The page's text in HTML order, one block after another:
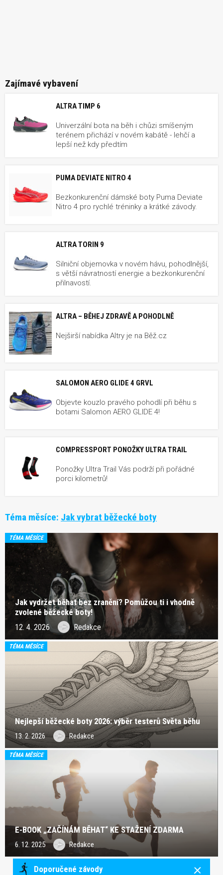
Zajímavé vybavení
ALTRA TIMP 6
Univerzální bota na běh i chůzi smíšeným
terénem přichází v novém kabátě - lehčí a
lepší než kdy předtím
PUMA DEVIATE NITRO 4
Bezkonkurenční dámské boty Puma Deviate
Nitro 4 pro rychlé tréninky a krátké závody.
ALTRA TORIN 9
Silniční objemovka v novém hávu, pohodlnější,
s větší návratností energie a bezkonkurenční
přilnavostí.
ALTRA – BĚHEJ ZDRAVĚ A POHODLNĚ
Nejširší nabídka Altry je na Běž.cz
SALOMON AERO GLIDE 4 GRVL
Objevte kouzlo pravého pohodlí při běhu s
botami Salomon AERO GLIDE 4!
COMPRESSPORT PONOŽKY ULTRA TRAIL
Ponožky Ultra Trail Vás podrží při pořádné
porci kilometrů!
Téma měsíce: Jak vybrat běžecké boty
TÉMA MĚSÍCE
Jak vydržet běhat bez zranění? Pomůžou ti i vhodně
zvolené běžecké boty!
12. 4. 2026 Redakce
TÉMA MĚSÍCE
Nejlepší běžecké boty 2026: výběr testerů Světa běhu
13. 2. 2026 Redakce
TÉMA MĚSÍCE
E-BOOK „ZAČÍNÁM BĚHAT“ KE STAŽENÍ ZDARMA
6. 12. 2025 Redakce
Doporučené závody